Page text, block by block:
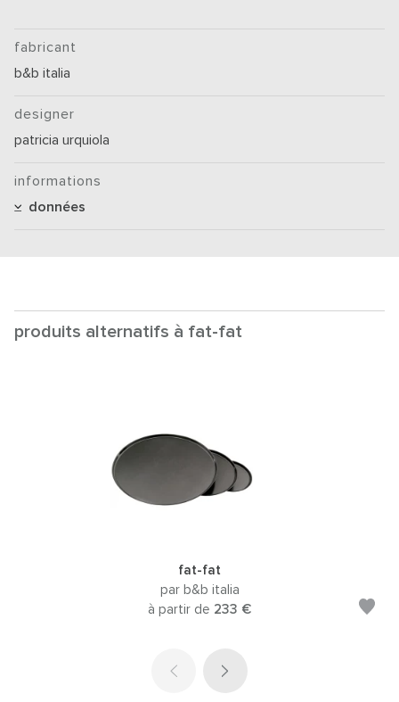
fabricant
b&b italia
designer
patricia urquiola
informations
données
produits alternatifs à fat-fat
fat-fat
par b&b italia
à partir de 233 €